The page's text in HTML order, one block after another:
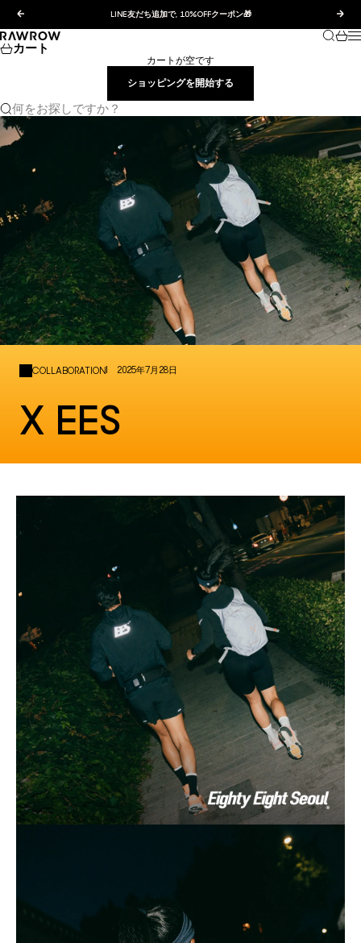
前へ LINE友だち追加で, 10%OFFクーポン🎁
次へ
RAWROW JAPAN
検索カー
カート
カートが空です
ショッピングを開始する
何をお探しですか？
COLLABORATION 2025年7月28日
X EES